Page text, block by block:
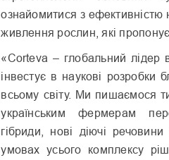
ознайомитися з ефективністю
живлення рослин, які
«Corteva – глобальний лідер
інвестує в наукові
всьому світу. Ми пишаємося
українським фермерам
гібриди, нові діючі
умовах усього комплексу